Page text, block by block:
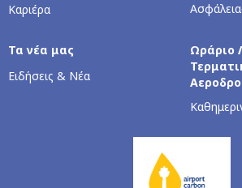
Καριέρα
Τα νέα μας
Ειδήσεις & Νέα
Ωράριο